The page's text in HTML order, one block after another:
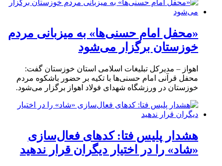
«محفل امام حسنی‌ها» به میزبانی مردم
خوزستان برگزار می‌شود
اهواز – مدیرکل تبلیغات اسلامی استان خوزستان گفت:
محفل قرآنی امام حسنی‌ها با تکیه بر حضور باشکوه مردم
خوزستان در ورزشگاه شهدای فولاد اهواز برگزار می‌شود.
هشدار پلیس فتا: کدهای فعال‌سازی
«شاد» را در اختیار دیگران قرار ندهید